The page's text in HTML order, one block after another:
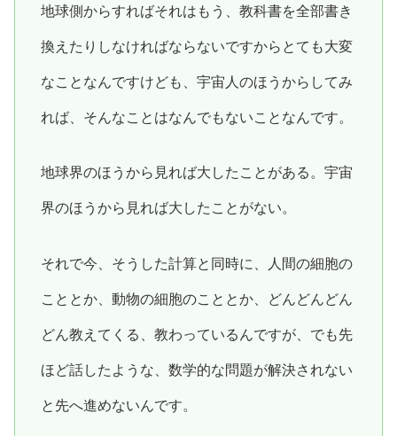
地球側からすればそれはもう、教科書を全部書き
換えたりしなければならないですからとても大変
なことなんですけども、宇宙人のほうからしてみ
れば、そんなことはなんでもないことなんです。
地球界のほうから見れば大したことがある。宇宙
界のほうから見れば大したことがない。
それで今、そうした計算と同時に、人間の細胞の
こととか、動物の細胞のこととか、どんどんどん
どん教えてくる、教わっているんですが、でも先
ほど話したような、数学的な問題が解決されない
と先へ進めないんです。